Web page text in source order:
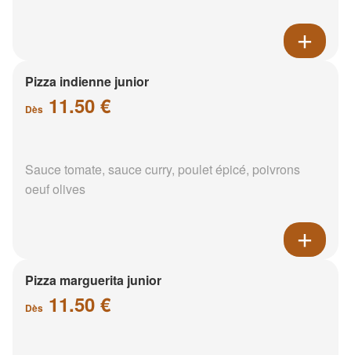
Pizza indienne junior
Dès 11.50 €
Sauce tomate, sauce curry, poulet épicé, poivrons
oeuf olives
Pizza marguerita junior
Dès 11.50 €